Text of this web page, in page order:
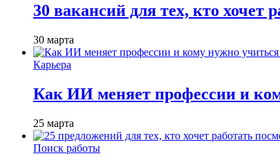
30 вакансий для тех, кто хочет
30 марта
Карьера
Как ИИ меняет профессии и
25 марта
Поиск работы